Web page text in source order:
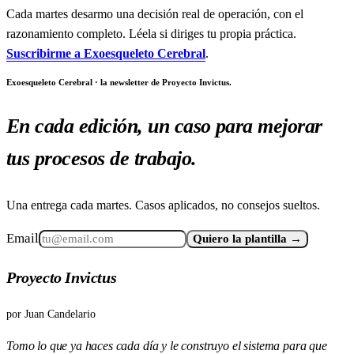
Cada martes desarmo una decisión real de operación, con el
razonamiento completo. Léela si diriges tu propia práctica.
Suscribirme a Exoesqueleto Cerebral.
Exoesqueleto Cerebral · la newsletter de Proyecto Invictus.
En cada edición, un caso para mejorar
tus procesos de trabajo.
Una entrega cada martes. Casos aplicados, no consejos sueltos.
Email Quiero la plantilla →
Proyecto Invictus
por Juan Candelario
Tomo lo que ya haces cada día y le construyo el sistema para que